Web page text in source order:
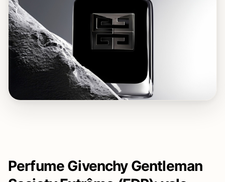
Perfume Givenchy Gentleman